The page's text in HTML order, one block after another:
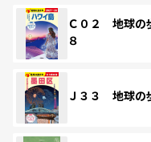
Ｃ０２ 地球の
８
Ｊ３３ 地球